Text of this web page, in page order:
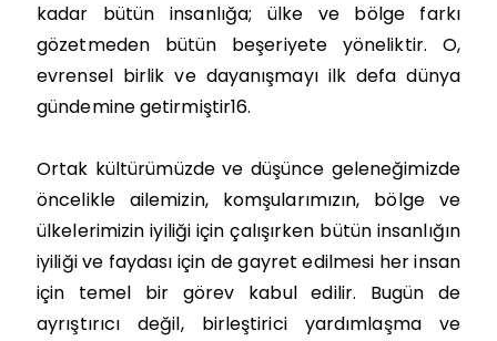
kadar bütün insanlığa; ülke ve bölge farkı
gözetmeden bütün beşeriyete yöneliktir. O,
evrensel birlik ve dayanışmayı ilk defa dünya
gündemine getirmiştir16.
Ortak kültürümüzde ve düşünce geleneğimizde
öncelikle ailemizin, komşularımızın, bölge ve
ülkelerimizin iyiliği için çalışırken bütün insanlığın
iyiliği ve faydası için de gayret edilmesi her insan
için temel bir görev kabul edilir. Bugün de
ayrıştırıcı değil, birleştirici yardımlaşma ve